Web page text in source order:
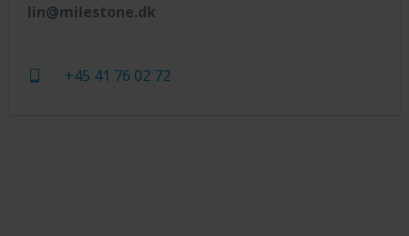
lin@milestone.dk
+45 41 76 02 72